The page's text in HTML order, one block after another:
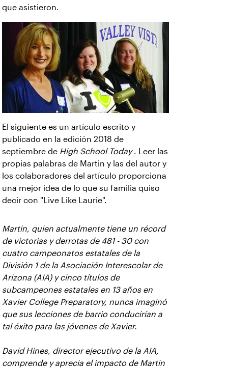
que asistieron.
El siguiente es un artículo escrito y
publicado en la edición 2018 de
septiembre de High School Today. Leer las
propias palabras de Martin y las del autor y
los colaboradores del artículo proporciona
una mejor idea de lo que su familia quiso
decir con "Live Like Laurie".
Martin, quien actualmente tiene un récord
de victorias y derrotas de 481 - 30 con
cuatro campeonatos estatales de la
División 1 de la Asociación Interescolar de
Arizona (AIA) y cinco títulos de
subcampeones estatales en 13 años en
Xavier College Preparatory, nunca imaginó
que sus lecciones de barrio conducirían a
tal éxito para las jóvenes de Xavier.
David Hines, director ejecutivo de la AIA,
comprende y aprecia el impacto de Martin